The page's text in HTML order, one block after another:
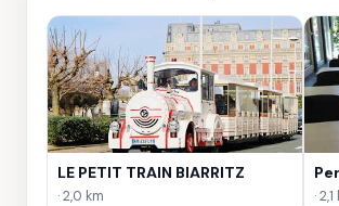
LE PETIT TRAIN BIARRITZ
· 2,0 km ·